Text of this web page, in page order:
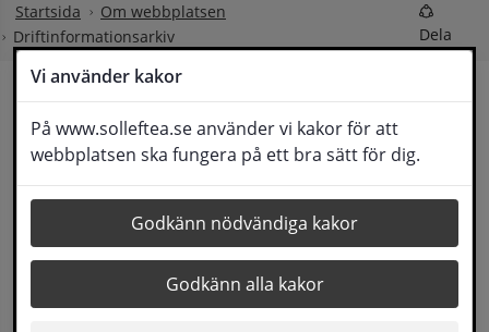
Vi använder kakor
På www.solleftea.se använder vi kakor för att
webbplatsen ska fungera på ett bra sätt för dig.
Godkänn nödvändiga kakor
Godkänn alla kakor
Startsida
Om webbplatsen
Driftinformationsarkiv
Dela
Driftinformationsarkiv
Augusti Juli Juni Maj April
Mars
Februari
Januari